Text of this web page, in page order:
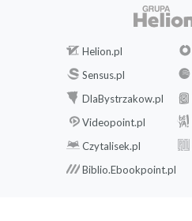
Helion.pl
Sensus.pl
DlaBystrzakow.pl
Videopoint.pl
Czytalisek.pl
Biblio.Ebookpoint.pl